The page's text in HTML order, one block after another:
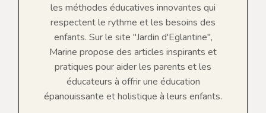
les méthodes éducatives innovantes qui
respectent le rythme et les besoins des
enfants. Sur le site "Jardin d'Eglantine",
Marine propose des articles inspirants et
pratiques pour aider les parents et les
éducateurs à offrir une éducation
épanouissante et holistique à leurs enfants.